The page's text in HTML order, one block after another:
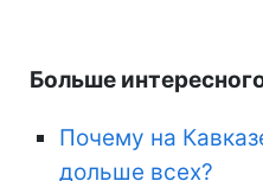
Больше
Почему на
дольше всех?